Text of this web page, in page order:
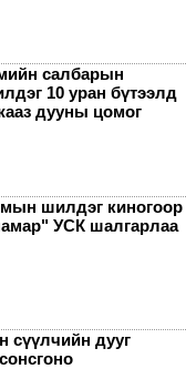
салбарын
10 уран бүтээлд
дууны цомог
шилдэг киногоор
УСК шалгарлаа
сүүлчийн дууг